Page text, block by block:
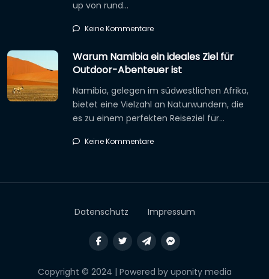
up von rund…
Keine Kommentare
Warum Namibia ein ideales Ziel für
Outdoor-Abenteuer ist
Namibia, gelegen im südwestlichen Afrika,
bietet eine Vielzahl an Naturwundern, die
es zu einem perfekten Reiseziel für…
Keine Kommentare
Copyright © 2024 | Powered by uponity media
Datenschutz Impressum